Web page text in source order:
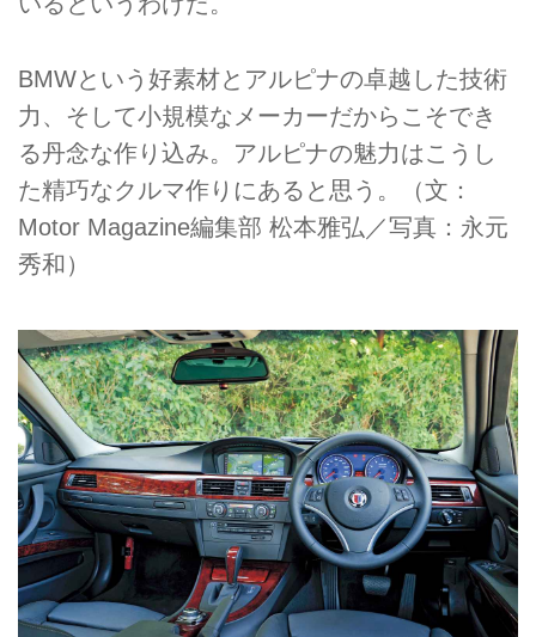
BMWという好素材とアルピナの卓越した技術
力、そして小規模なメーカーだからこそでき
る丹念な作り込み。アルピナの魅力はこうし
た精巧なクルマ作りにあると思う。（文：
Motor Magazine編集部 松本雅弘／写真：永元
秀和）